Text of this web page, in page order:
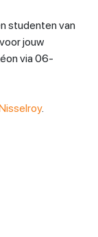
studenten van
jouw
via 06-
.